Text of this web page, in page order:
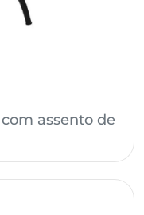
assento de